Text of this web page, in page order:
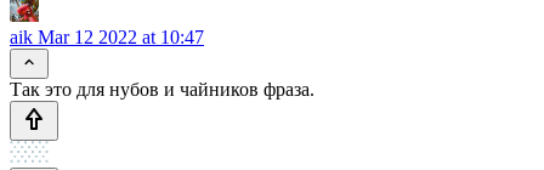
aik Mar 12 2022 at 10:47
Так это для нубов и чайников фраза.